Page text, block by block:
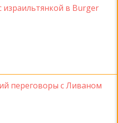
в Burger
переговоры с Ливаном